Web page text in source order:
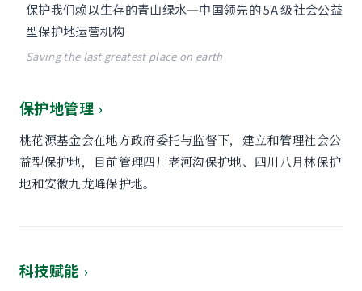
保护我们赖以生存的青山绿水—中国领先的 5A 级社会公益
型保护地运营机构
Saving the last greatest place on earth
保护地管理 ›
桃花源基金会在地方政府委托与监督下，建立和管理社会公
益型保护地，目前管理四川老河沟保护地、四川八月林保护
地和安徽九龙峰保护地。
科技赋能 ›